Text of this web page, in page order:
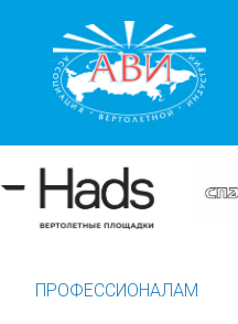
ПРОФЕССИОНАЛАМ